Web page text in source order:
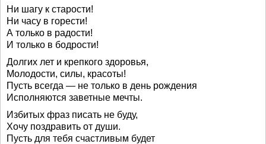
Ни шагу к старости!
Ни часу в горести!
А только в радости!
И только в бодрости!
Долгих лет и крепкого здоровья,
Молодости, силы, красоты!
Пусть всегда — не только в день рождения
Исполняются заветные мечты.
Избитых фраз писать не буду,
Хочу поздравить от души.
Пусть для тебя счастливым будет